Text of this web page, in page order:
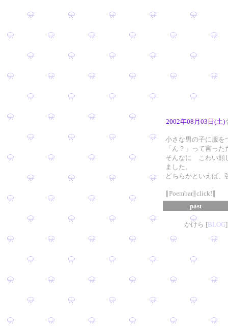
2002年08月03日(土)
小さな男の子に服を
「ん？」って言っ
そんなに こわい顔
ました。
どちらかといえば、
∥Poembar∥click!∥
past
かけら [BLOG